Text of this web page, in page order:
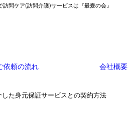
問ケア(訪問介護)サービスは『最愛の会』
依頼の流れ 会社概要
た身元保証サービスとの契約方法